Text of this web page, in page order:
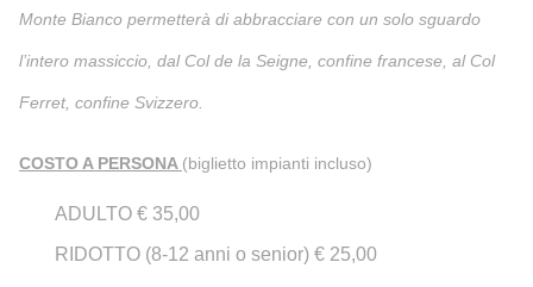
Monte Bianco permetterà di abbracciare con un solo sguardo
l’intero massiccio, dal Col de la Seigne, confine francese, al Col
Ferret, confine Svizzero.
COSTO A PERSONA (biglietto impianti incluso)
ADULTO € 35,00
RIDOTTO (8-12 anni o senior) € 25,00